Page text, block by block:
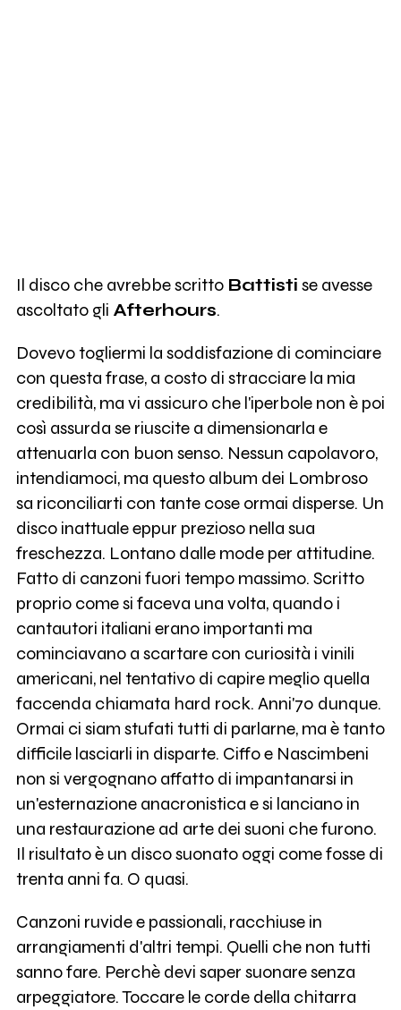
Il disco che avrebbe scritto Battisti se avesse
ascoltato gli Afterhours.
Dovevo togliermi la soddisfazione di cominciare
con questa frase, a costo di stracciare la mia
credibilità, ma vi assicuro che l'iperbole non è poi
così assurda se riuscite a dimensionarla e
attenuarla con buon senso. Nessun capolavoro,
intendiamoci, ma questo album dei Lombroso
sa riconciliarti con tante cose ormai disperse. Un
disco inattuale eppur prezioso nella sua
freschezza. Lontano dalle mode per attitudine.
Fatto di canzoni fuori tempo massimo. Scritto
proprio come si faceva una volta, quando i
cantautori italiani erano importanti ma
cominciavano a scartare con curiosità i vinili
americani, nel tentativo di capire meglio quella
faccenda chiamata hard rock. Anni'70 dunque.
Ormai ci siam stufati tutti di parlarne, ma è tanto
difficile lasciarli in disparte. Ciffo e Nascimbeni
non si vergognano affatto di impantanarsi in
un'esternazione anacronistica e si lanciano in
una restaurazione ad arte dei suoni che furono.
Il risultato è un disco suonato oggi come fosse di
trenta anni fa. O quasi.
Canzoni ruvide e passionali, racchiuse in
arrangiamenti d'altri tempi. Quelli che non tutti
sanno fare. Perchè devi saper suonare senza
arpeggiatore. Toccare le corde della chitarra